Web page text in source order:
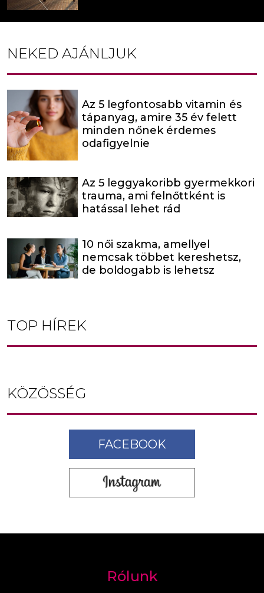
NEKED AJÁNLJUK
Az 5 legfontosabb vitamin és
tápanyag, amire 35 év felett
minden nőnek érdemes
odafigyelnie
Az 5 leggyakoribb gyermekkori
trauma, ami felnőttként is
hatással lehet rád
10 női szakma, amellyel
nemcsak többet kereshetsz,
de boldogabb is lehetsz
TOP HÍREK
KÖZÖSSÉG
FACEBOOK
Rólunk